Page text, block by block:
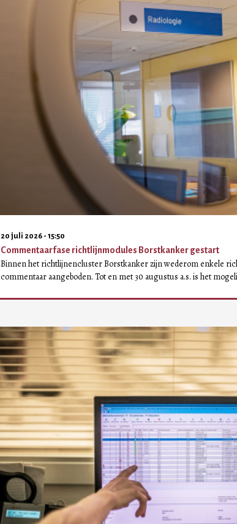
20 juli 2026 - 15:50
Commentaarfase richtlijnmodules Borstkanker gestart
Binnen het richtlijnencluster Borstkanker zijn wederom enkele
commentaar aangeboden. Tot en met 30 augustus a.s. is het